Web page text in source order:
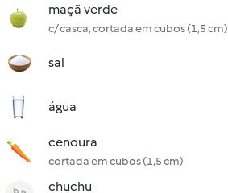
maçã verde
c/ casca, cortada em cubos (1,5 cm)
sal
água
cenoura
cortada em cubos (1,5 cm)
chuchu